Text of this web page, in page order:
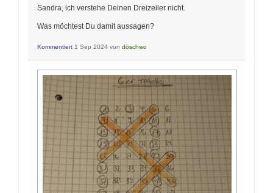
Sandra, ich verstehe Deinen Dreizeiler nicht.
Was möchtest Du damit aussagen?
Kommentiert 1 Sep 2024 von döschwo